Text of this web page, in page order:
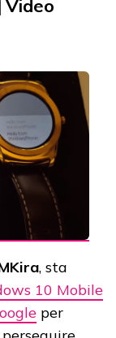
, sta
10 Mobile
per